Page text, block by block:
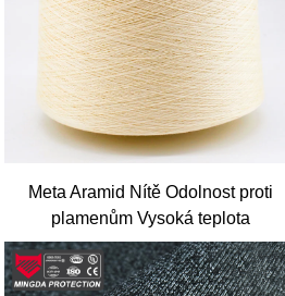
Meta Aramid Nítě Odolnost proti
plamenům Vysoká teplota
Retardant pro pletení Vavení
Vysoká síla Technické nítě